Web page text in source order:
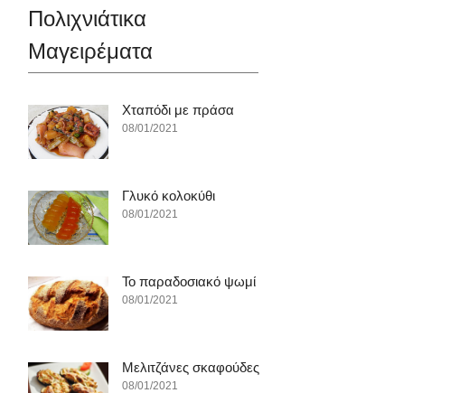
Πολιχνιάτικα
Mαγειρέματα
Χταπόδι με πράσα
08/01/2021
Γλυκό κολοκύθι
08/01/2021
To παραδοσιακό ψωμί
08/01/2021
Μελιτζάνες σκαφούδες
08/01/2021